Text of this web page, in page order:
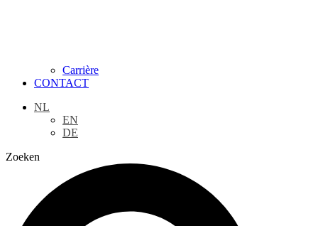
Carrière
CONTACT
NL
EN
DE
Zoeken